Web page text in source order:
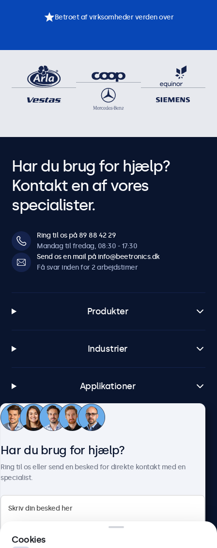
Betroet af virksomheder verden over
Har du brug for hjælp?
Kontakt en af vores
specialister.
Ring til os på 89 88 42 29
Mandag til fredag, 08:30 - 17:30
Send os en mail på info@beetronics.dk
Få svar inden for 2 arbejdstimer
Produkter
Industrier
Applikationer
Kundeservice
Herstedøstervej 27-29, unit A, 2620 Albertslund, Danmark
Har du brug for hjælp?
Ring til os eller send en besked for direkte kontakt med en
specialist.
Cookies